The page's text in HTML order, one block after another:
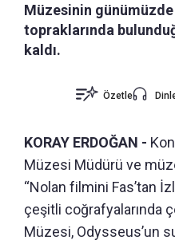
Müzesinin
topraklarında
kaldı.
Özetle
KORAY ERDOĞAN -
Müzesi Müdürü ve
“Nolan filmini Fas’tan
çeşitli coğrafyalarında
Müzesi, Odysseus’un